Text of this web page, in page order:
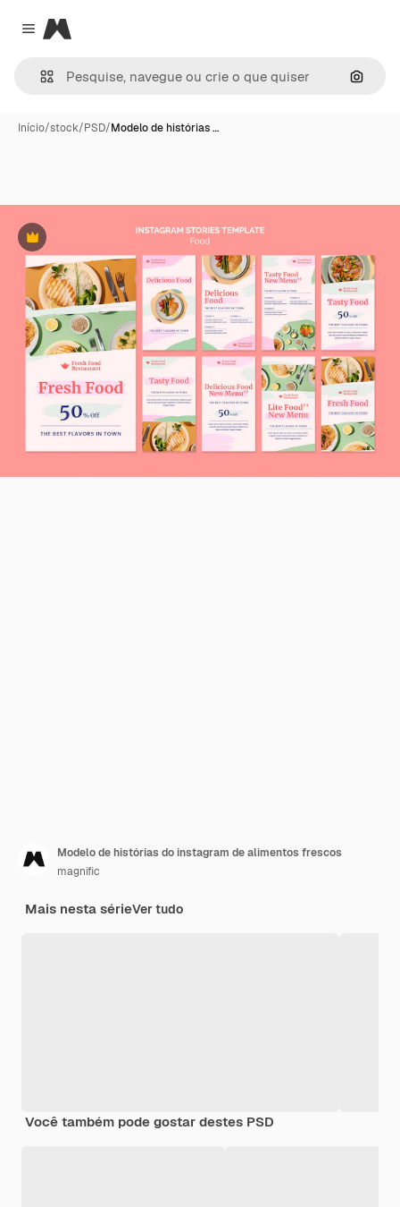
Close menu
Magnific
Início/stock/PSD/Modelo de histórias …
Premium
Modelo de histórias do instagram de alimentos frescos
magnific
Mais nesta sérieVer tudo
Você também pode gostar destes PSD